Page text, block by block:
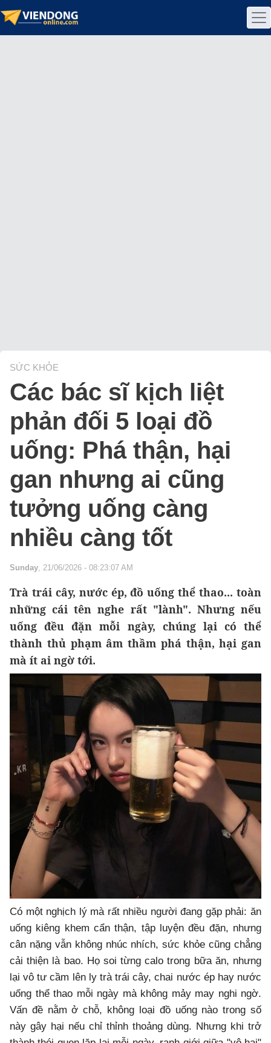
SỨC KHỎE
Các bác sĩ kịch liệt
phản đối 5 loại đồ
uống: Phá thận, hại
gan nhưng ai cũng
tưởng uống càng
nhiều càng tốt
Sunday, 21/06/2026 - 08:23:07 AM
Trà trái cây, nước ép, đồ uống thể thao... toàn
những cái tên nghe rất "lành". Nhưng nếu
uống đều đặn mỗi ngày, chúng lại có thể
thành thủ phạm âm thầm phá thận, hại gan
mà ít ai ngờ tới.
Có một nghịch lý mà rất nhiều người đang gặp phải: ăn
uống kiêng khem cẩn thận, tập luyện đều đặn, nhưng
cân nặng vẫn không nhúc nhích, sức khỏe cũng chẳng
cải thiện là bao. Họ soi từng calo trong bữa ăn, nhưng
lại vô tư cầm lên ly trà trái cây, chai nước ép hay nước
uống thể thao mỗi ngày mà không mảy may nghi ngờ.
Vấn đề nằm ở chỗ, không loại đồ uống nào trong số
này gây hại nếu chỉ thỉnh thoảng dùng. Nhưng khi trở